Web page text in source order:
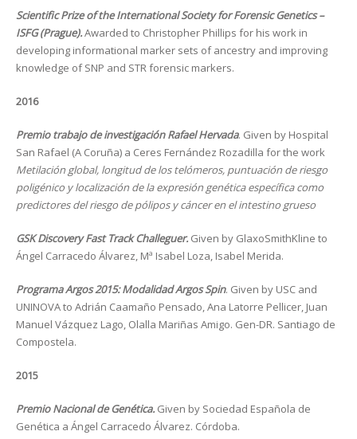
Scientific Prize of the International Society for Forensic Genetics –
ISFG (Prague).Awarded to Christopher Phillips for his work in
developing informational marker sets of ancestry and improving
knowledge of SNP and STR forensic markers.
2016
Premio trabajo de investigación Rafael Hervada. Given by Hospital
San Rafael (A Coruña) a Ceres Fernández Rozadilla for the work
Metilación global, longitud de los telómeros, puntuación de riesgo
poligénico y localización de la expresión genética específica como
predictores del riesgo de pólipos y cáncer en el intestino grueso
GSK Discovery Fast Track Challeguer. Given by GlaxoSmithKline to
Ángel Carracedo Álvarez, Mª Isabel Loza, Isabel Merida.
Programa Argos 2015: Modalidad Argos Spin. Given by USC and
UNINOVA to Adrián Caamaño Pensado, Ana Latorre Pellicer, Juan
Manuel Vázquez Lago, Olalla Mariñas Amigo. Gen-DR. Santiago de
Compostela.
2015
Premio Nacional de Genética. Given by Sociedad Española de
Genética a Ángel Carracedo Álvarez. Córdoba.